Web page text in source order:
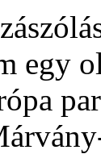
egy